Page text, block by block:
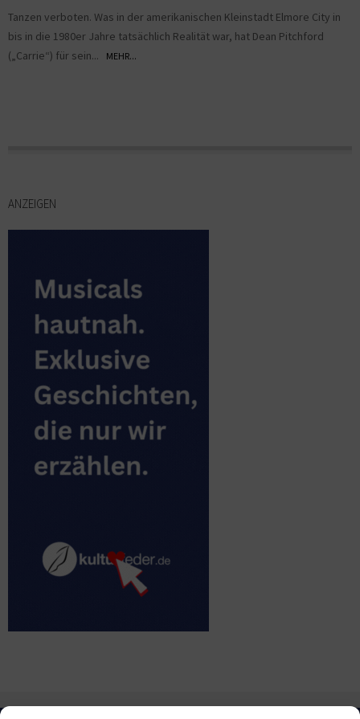
Tanzen verboten. Was in der amerikanischen Kleinstadt Elmore City in
bis in die 1980er Jahre tatsächlich Realität war, hat Dean Pitchford
(„Carrie“) für sein...
MEHR...
ANZEIGEN